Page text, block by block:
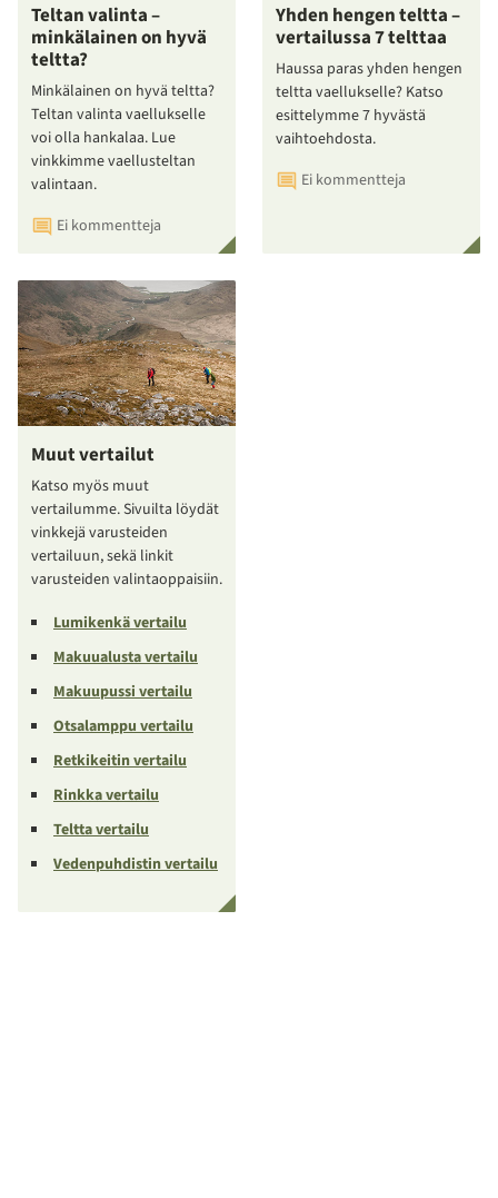
Teltan valinta –
minkälainen on hyvä
teltta?
Minkälainen on hyvä teltta?
Teltan valinta vaellukselle
voi olla hankalaa. Lue
vinkkimme vaellusteltan
valintaan.
Ei kommentteja
Yhden hengen teltta –
vertailussa 7 telttaa
Haussa paras yhden hengen
teltta vaellukselle? Katso
esittelymme 7 hyvästä
vaihtoehdosta.
Ei kommentteja
Muut vertailut
Katso myös muut
vertailumme. Sivuilta löydät
vinkkejä varusteiden
vertailuun, sekä linkit
varusteiden valintaoppaisiin.
Lumikenkä vertailu
Makuualusta vertailu
Makuupussi vertailu
Otsalamppu vertailu
Retkikeitin vertailu
Rinkka vertailu
Teltta vertailu
Vedenpuhdistin vertailu